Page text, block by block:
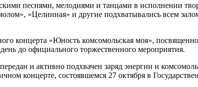
песнями, мелодиями и танцами в исполнении
«Целинная» и другие подхватывались всем
концерта «Юность комсомольская моя»,
до официального торжественного мероприятия.
и активно подхвачен заряд энергии и
концерте, состоявшемся 27 октября в